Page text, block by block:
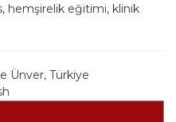
hemşirelik eğitimi, klinik
Ünver, Türkiye